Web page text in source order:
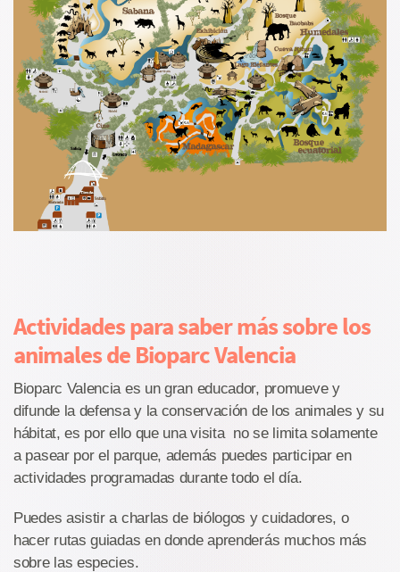
Actividades para saber más sobre los
animales de Bioparc Valencia
Bioparc Valencia es un gran educador, promueve y
difunde la defensa y la conservación de los animales y su
hábitat, es por ello que una visita no se limita solamente
a pasear por el parque, además puedes participar en
actividades programadas durante todo el día.
Puedes asistir a charlas de biólogos y cuidadores, o
hacer rutas guiadas en donde aprenderás muchos más
sobre las especies.